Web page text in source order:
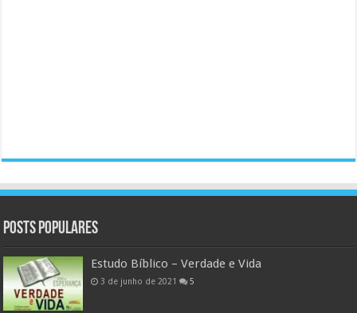
Posts populares
Estudo Bíblico – Verdade e Vida
3 de junho de 2021 5